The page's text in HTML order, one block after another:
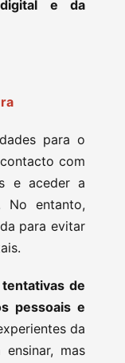
digital e da
para o
com
e aceder a
No entanto,
para evitar
tentativas de
pessoais e
da
mas